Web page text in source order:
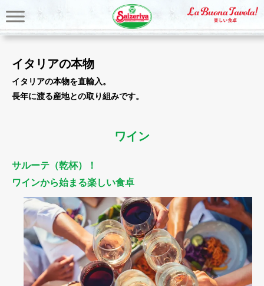
イタリアの本物
イタリアの本物を直輸入。
長年に渡る産地との取り組みです。
ワイン
サルーテ（乾杯）！
ワインから始まる楽しい食卓